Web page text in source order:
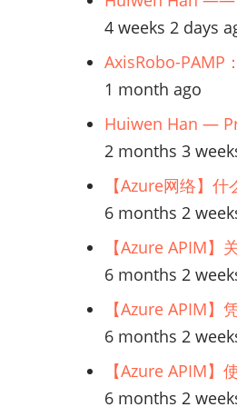
4 weeks 2 days
AxisRobo-PAMP
1 month ago
Huiwen Han —
2 months 3
【Azure网络】
6 months 2
【Azure APIM】
6 months 2
【Azure APIM
6 months 2
【Azure APIM
6 months 2